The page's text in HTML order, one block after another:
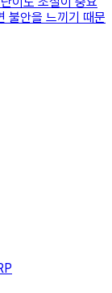
불안을 느끼기 때문